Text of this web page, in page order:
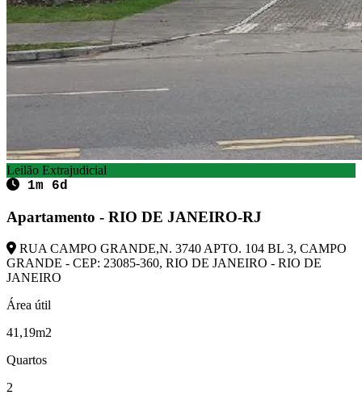
Leilão Extrajudicial
1m 6d
Apartamento - RIO DE JANEIRO-RJ
RUA CAMPO GRANDE,N. 3740 APTO. 104 BL 3, CAMPO
GRANDE - CEP: 23085-360, RIO DE JANEIRO - RIO DE
JANEIRO
Área útil
41,19m2
Quartos
2